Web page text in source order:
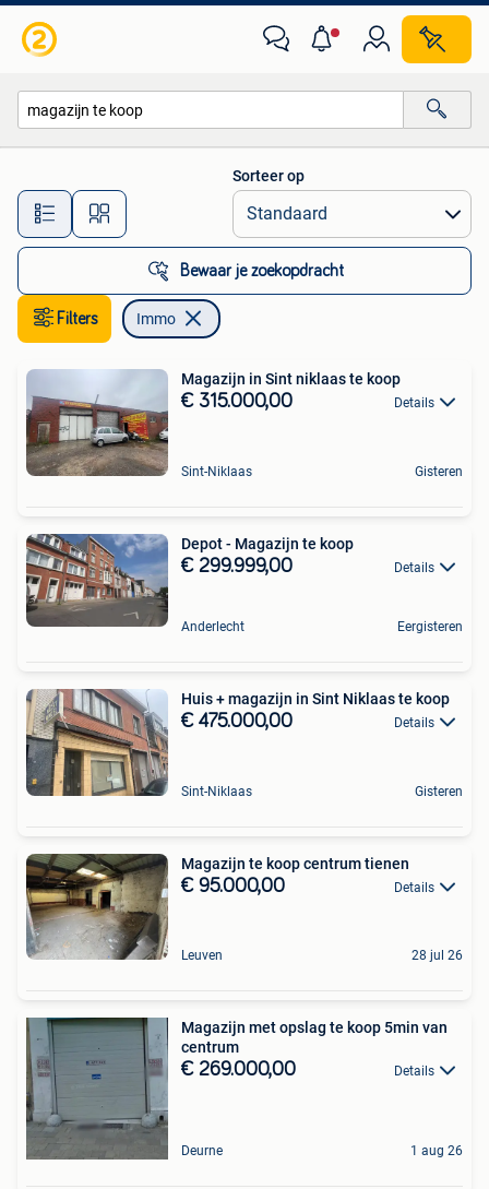
Alle afstanden…
Sorteer op
Bewaar je zoekopdracht
Filters Immo
Magazijn in Sint niklaas te koop
€ 315.000,00 Details
Sint-Niklaas Gisteren
Depot - Magazijn te koop
€ 299.999,00 Details
Anderlecht Eergisteren
Huis + magazijn in Sint Niklaas te koop
€ 475.000,00 Details
Sint-Niklaas Gisteren
Magazijn te koop centrum tienen
€ 95.000,00 Details
Leuven 28 jul 26
Magazijn met opslag te koop 5min van
centrum
€ 269.000,00 Details
Deurne 1 aug 26